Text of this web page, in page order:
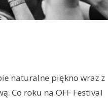
naturalne piękno wraz z
Co roku na OFF Festival